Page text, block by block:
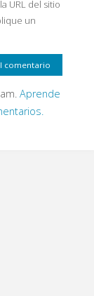
URL del sitio
un
Aprende